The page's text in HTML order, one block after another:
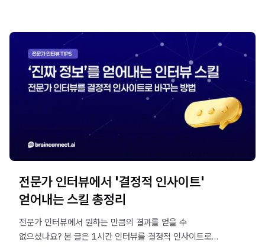
전문가 인터뷰에서 '결정적 인사이트'
얻어내는 스킬 총정리
전문가 인터뷰에서 원하는 만큼의 결과를 얻을 수
없으셨나요? 본 글은 1시간 인터뷰를 결정적 인사이트로